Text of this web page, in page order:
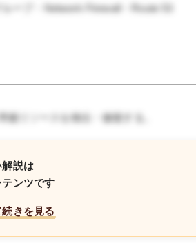
ープ・Network Firewall・Route 53
拠リソースを検出・修復する。
説は
ンツです
きを見る